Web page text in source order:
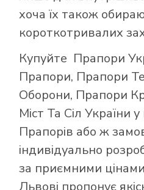
хоча їх також
короткотривалих
Купуйте Прапори
Прапори, Прапори
Оборони, Прапори
Міст Та Сіл України у
Прапорів або ж
індивідуально
за приємними
Львові пропонує